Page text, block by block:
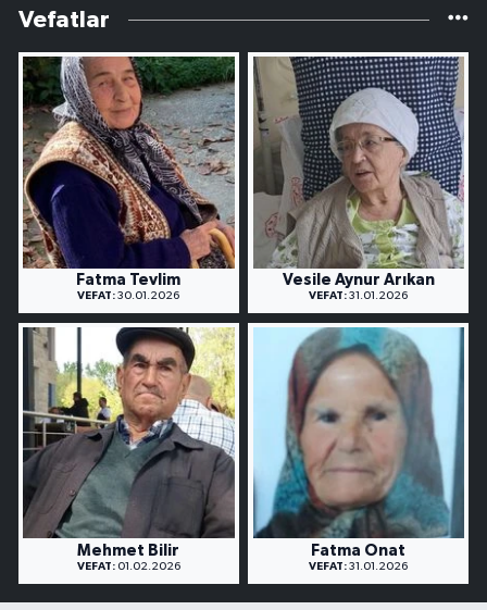
Vefatlar
Fatma Tevlim
VEFAT: 30.01.2026
Vesile Aynur Arıkan
VEFAT: 31.01.2026
Mehmet Bilir
VEFAT:01.02.2026
Fatma Onat
VEFAT: 31.01.2026